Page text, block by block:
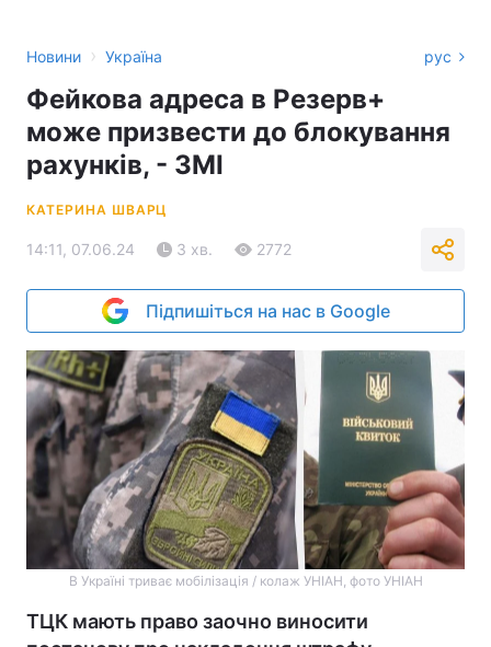
Новини › Україна рус
Фейкова адреса в Резерв+
може призвести до блокування
рахунків, - ЗМІ
КАТЕРИНА ШВАРЦ
14:11, 07.06.24 3 хв. 2772
Підпишіться на нас в Google
В Україні триває мобілізація / колаж УНІАН, фото УНІАН
ТЦК мають право заочно виносити